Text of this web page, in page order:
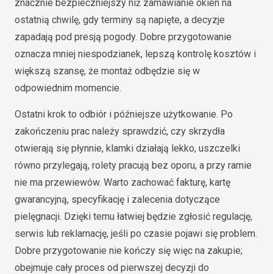
znacznie bezpieczniejszy niż zamawianie okien na
ostatnią chwilę, gdy terminy są napięte, a decyzje
zapadają pod presją pogody. Dobre przygotowanie
oznacza mniej niespodzianek, lepszą kontrolę kosztów i
większą szansę, że montaż odbędzie się w
odpowiednim momencie.
Ostatni krok to odbiór i późniejsze użytkowanie. Po
zakończeniu prac należy sprawdzić, czy skrzydła
otwierają się płynnie, klamki działają lekko, uszczelki
równo przylegają, rolety pracują bez oporu, a przy ramie
nie ma przewiewów. Warto zachować fakturę, kartę
gwarancyjną, specyfikację i zalecenia dotyczące
pielęgnacji. Dzięki temu łatwiej będzie zgłosić regulację,
serwis lub reklamację, jeśli po czasie pojawi się problem.
Dobre przygotowanie nie kończy się więc na zakupie;
obejmuje cały proces od pierwszej decyzji do